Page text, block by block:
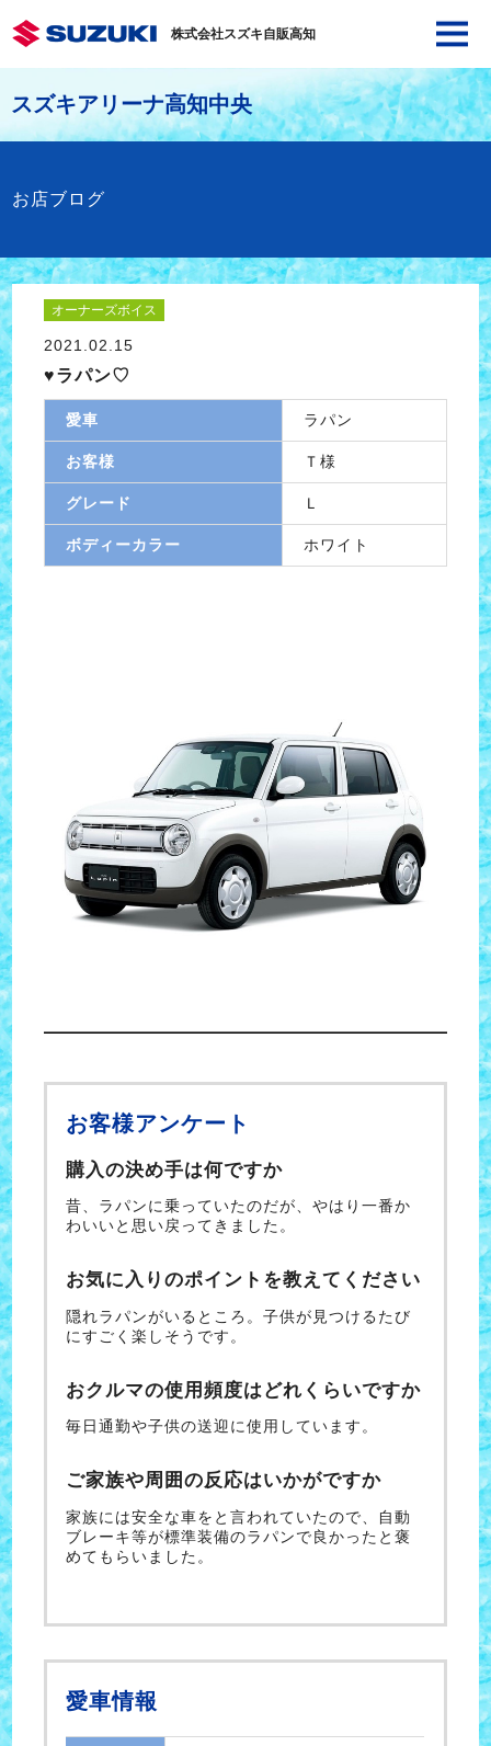
株式会社スズキ自販高知
スズキアリーナ高知中央
お店ブログ
オーナーズボイス
2021.02.15
♥ラパン♡
愛車 ラパン
お客様 Ｔ様
グレード Ｌ
ボディーカラー ホワイト
お客様アンケート
購入の決め手は何ですか
昔、ラパンに乗っていたのだが、やはり一番か
わいいと思い戻ってきました。
お気に入りのポイントを教えてください
隠れラパンがいるところ。子供が見つけるたび
にすごく楽しそうです。
おクルマの使用頻度はどれくらいですか
毎日通勤や子供の送迎に使用しています。
ご家族や周囲の反応はいかがですか
家族には安全な車をと言われていたので、自動
ブレーキ等が標準装備のラパンで良かったと褒
めてもらいました。
愛車情報